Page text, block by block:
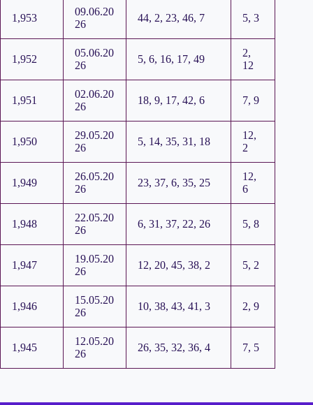
1,953
09.06.20
26
44, 2, 23, 46, 7 5, 3
1,952
05.06.20
26
5, 6, 16, 17, 49
2,
12
1,951
02.06.20
26
18, 9, 17, 42, 6 7, 9
1,950
29.05.20
26
5, 14, 35, 31, 18
12,
2
1,949
26.05.20
26
23, 37, 6, 35, 25
12,
6
1,948
22.05.20
26
6, 31, 37, 22, 26 5, 8
1,947
19.05.20
26
12, 20, 45, 38, 2 5, 2
1,946
15.05.20
26
10, 38, 43, 41, 3 2, 9
1,945
12.05.20
26
26, 35, 32, 36, 4 7, 5